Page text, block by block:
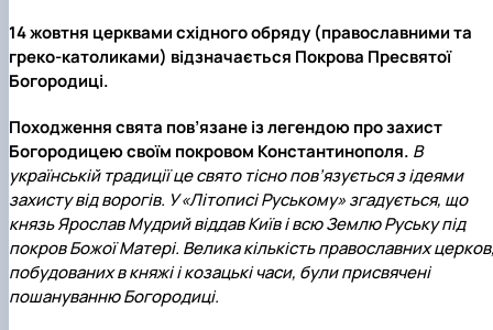
14 жовтня церквами східного обряду (православними та
греко-католиками) відзначається Покрова Пресвятої
Богородиці.
Походження свята пов’язане із легендою про захист
Богородицею своїм покровом Константинополя. В
українській традиції це свято тісно пов’язується з ідеями
захисту від ворогів. У «Літописі Руському» згадується, що
князь Ярослав Мудрий віддав Київ і всю Землю Руську під
покров Божої Матері. Велика кількість православних
побудованих в княжі і козацькі часи, були присвячені
пошануванню Богородиці.